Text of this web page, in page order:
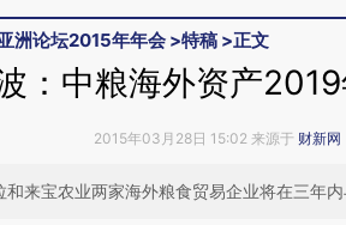
洲论坛2015年年会 >特稿 >正文
：中粮海外资产
2015年03月28日 15:02 来源于 财新网
和来宝农业两家海外粮食贸易企业将在三年